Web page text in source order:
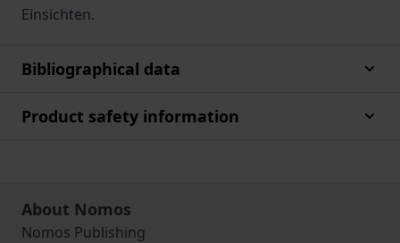
Einsichten.
Bibliographical data
Product safety information
About Nomos
Nomos Publishing